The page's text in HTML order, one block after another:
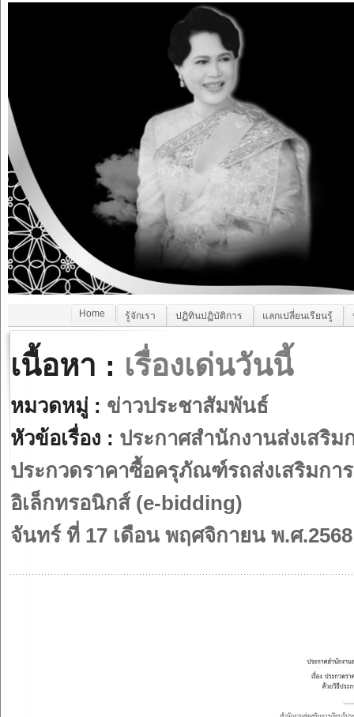
Home รู้จักเรา ปฏิทินปฏิบัติการ แลกเปลี่ยนเรียนรู้
เนื้อหา : เรื่องเด่นวันนี้
หมวดหมู่ : ข่าวประชาสัมพันธ์
หัวข้อเรื่อง : ประกาศสำนักงานส่งเสริม
ประกวดราคาซื้อครุภัณฑ์รถส่งเสริมกา
อิเล็กทรอนิกส์ (e-bidding)
จันทร์ ที่ 17 เดือน พฤศจิกายน พ.ศ.2568